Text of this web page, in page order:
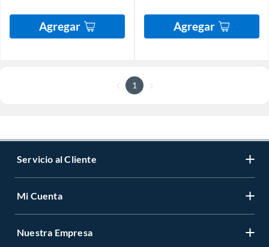
Agregar Agregar
1
Servicio al Cliente
Mi Cuenta
Nuestra Empresa